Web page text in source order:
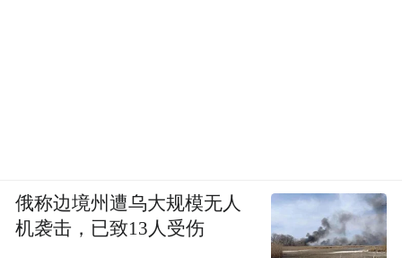
俄称边境州遭乌大规模无人
机袭击，已致13人受伤